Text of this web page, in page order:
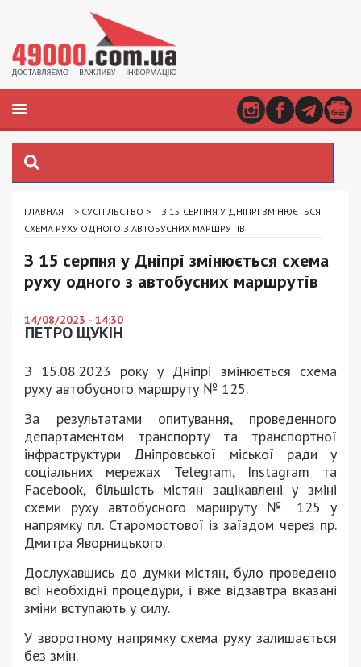
ГЛАВНАЯ > СУСПІЛЬСТВО >
З 15 СЕРПНЯ У ДНІПРІ ЗМІНЮЄТЬСЯ
СХЕМА РУХУ ОДНОГО З АВТОБУСНИХ МАРШРУТІВ
З 15 серпня у Дніпрі змінюється схема
руху одного з автобусних маршрутів
14/08/2023 - 14:30
ПЕТРО ЩУКІН
З 15.08.2023 року у Дніпрі змінюється схема
руху автобусного маршруту № 125.
За результатами опитування, проведенного
департаментом транспорту та транспортної
інфраструктури Дніпровської міської ради у
соціальних мережах Telegram, Instagram та
Facebook, більшість містян зацікавлені у зміні
схеми руху автобусного маршруту № 125 у
напрямку пл. Старомостової із заїздом через пр.
Дмитра Яворницького.
Дослухавшись до думки містян, було проведено
всі необхідні процедури, і вже відзавтра вказані
зміни вступають у силу.
У зворотному напрямку схема руху залишається
без змін.